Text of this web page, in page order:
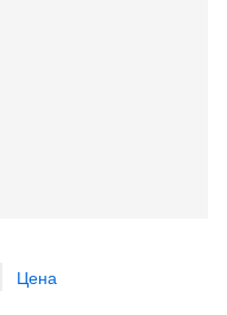
Цена